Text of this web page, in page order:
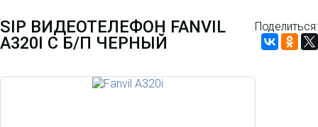
SIP ВИДЕОТЕЛЕФОН FANVIL
A320I С Б/П ЧЕРНЫЙ
Поделиться: